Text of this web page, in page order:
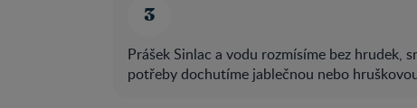
Prášek Sinlac a vodu rozmísíme bez hrudek,
potřeby dochutíme jablečnou nebo